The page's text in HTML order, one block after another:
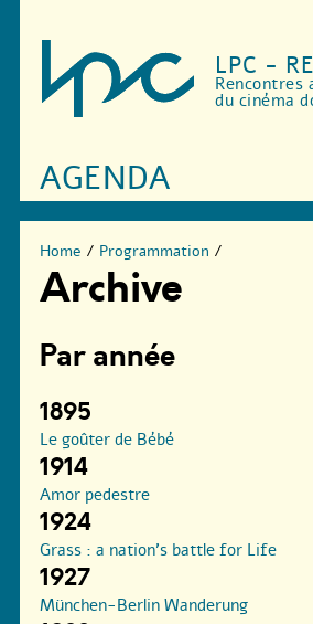
LPC -
Rencontres
du cinéma
AGENDA
Home / Programmation /
Archive
Par année
1895
Le goûter de Bébé
1914
Amor pedestre
1924
Grass : a nation’s battle for Life
1927
München-Berlin Wanderung